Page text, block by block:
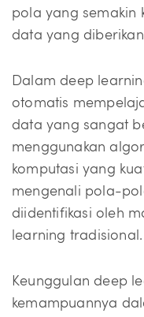
pola yang semakin
data yang
Dalam deep
otomatis
data yang sangat
menggunakan
komputasi yang
mengenali pola-
diidentifikasi oleh
learning tradisional.
Keunggulan deep
kemampuannya